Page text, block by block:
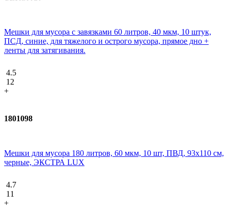
Мешки для мусора с завязками 60 литров, 40 мкм, 10 штук,
ПCД, синие, для тяжелого и острого мусора, прямое дно +
ленты для затягивания.
4.5
12
+
1801098
Мешки для мусора 180 литров, 60 мкм, 10 шт, ПВД, 93х110 см,
черные, ЭКСТРА LUX
4.7
11
+